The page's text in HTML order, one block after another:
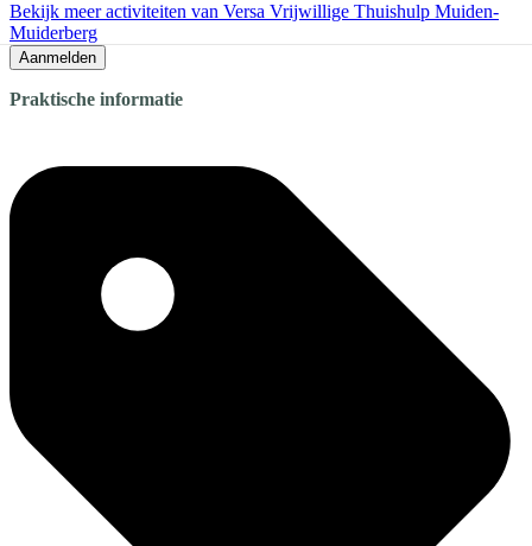
Bekijk meer activiteiten van Versa Vrijwillige Thuishulp Muiden-
Muiderberg
Aanmelden
Praktische informatie